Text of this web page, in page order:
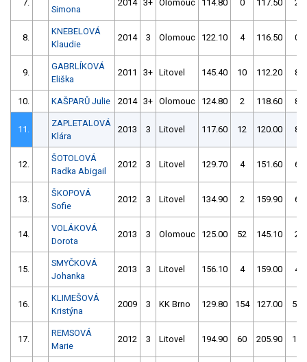
7.
Simona
2014 3+ Olomouc 114.80 0 117.50 2
8.
KNEBELOVÁ
Klaudie
2014 3 Olomouc 122.10 4 116.50 0
9.
GABRLÍKOVÁ
Eliška
2011 3+ Litovel 145.40 10 112.20 8
10. KAŠPARŮ Julie 2014 3+ Olomouc 124.80 2 118.60 8
11.
ZAPLETALOVÁ
Klára
2013 3 Litovel 117.60 12 120.00 8
12.
ŠOTOLOVÁ
Radka Abigail
2012 3 Litovel 129.70 4 151.60 6
13.
ŠKOPOVÁ
Sofie
2012 3 Litovel 134.90 2 159.90 6
14.
VOLÁKOVÁ
Dorota
2013 3 Olomouc 125.00 52 145.10 2
15.
SMYČKOVÁ
Johanka
2013 3 Litovel 156.10 4 159.00 4
16.
KLIMEŠOVÁ
Kristýna
2009 3 KK Brno 129.80 154 127.00 54
17.
REMSOVÁ
Marie
2012 3 Litovel 194.90 60 205.90 14